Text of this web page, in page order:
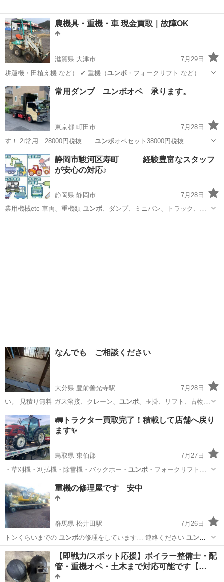
農機具・重機・車 現金買取｜故障OK
滋賀県 大津市
7月29日
耕運機・田植え機 など） ✔ 重機（ユンボ・フォークリフト など） ✔
車（軽…
滋賀 大津市 不用品買取 農機具
常用ダンプ ユンボオペ 承ります。
東京都 町田市
7月28日
す！ 2t常用 28000円税抜 ユンボオペセット38000円税抜
東京 町田市 その他
静岡市駿河区寿町 経験豊富なスタッフ
が安心の対応♪
静岡県 静岡市
7月28日
業用機械etc 車両、重機類 ユンボ、ダンプ、ミニバン、トラック、フ
なんでも ご相談ください
大分県 豊前善光寺駅
7月28日
い。 見積り無料 ガス溶接、クレーン、 ユンボ、玉掛、リフト、古物商
等資格有 個人に…
大分 宇佐市 豊前善光寺駅 便利屋 無料
🚛トラクター買取完了！積載して店舗へ戻り
ます✨
鳥取県 東伯郡
7月27日
・草刈機・刈払機・除雪機・バックホー・ ユンボ・フォークリフト・
ブリッジ・脚立・トレ…
鳥取 東伯郡 リサイクルショップ
重機の修理屋です 安中
群馬県 松井田駅
7月26日
トンくらいまでの ユンボの修理をしています… 連絡ください ユンボ
バックホー 重機…
群馬 安中市 松井田駅 車検 ユンボ
【即戦力/スポット応援】ボイラー整備士・配
管・重機オペ・土木まで対応可能です【…